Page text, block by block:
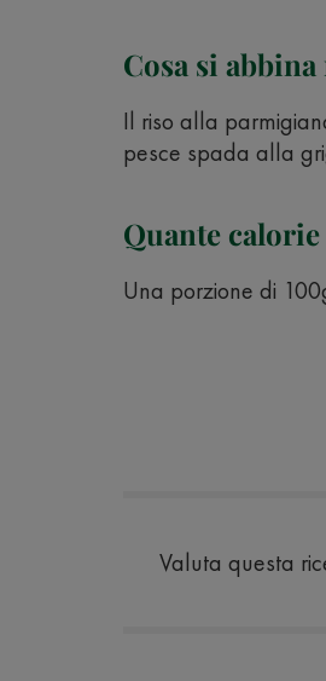
Cosa si
Il riso alla
pesce spada alla
Quante
Una porzione di
Valuta questa